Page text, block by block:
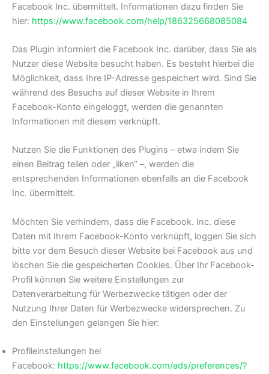
Facebook Inc. übermittelt. Informationen dazu finden Sie
hier: https://www.facebook.com/help/186325668085084
Das Plugin informiert die Facebook Inc. darüber, dass Sie als
Nutzer diese Website besucht haben. Es besteht hierbei die
Möglichkeit, dass Ihre IP-Adresse gespeichert wird. Sind Sie
während des Besuchs auf dieser Website in Ihrem
Facebook-Konto eingeloggt, werden die genannten
Informationen mit diesem verknüpft.
Nutzen Sie die Funktionen des Plugins – etwa indem Sie
einen Beitrag teilen oder „liken“ –, werden die
entsprechenden Informationen ebenfalls an die Facebook
Inc. übermittelt.
Möchten Sie verhindern, dass die Facebook. Inc. diese
Daten mit Ihrem Facebook-Konto verknüpft, loggen Sie sich
bitte vor dem Besuch dieser Website bei Facebook aus und
löschen Sie die gespeicherten Cookies. Über Ihr Facebook-
Profil können Sie weitere Einstellungen zur
Datenverarbeitung für Werbezwecke tätigen oder der
Nutzung Ihrer Daten für Werbezwecke widersprechen. Zu
den Einstellungen gelangen Sie hier:
Profileinstellungen bei
Facebook: https://www.facebook.com/ads/preferences/?